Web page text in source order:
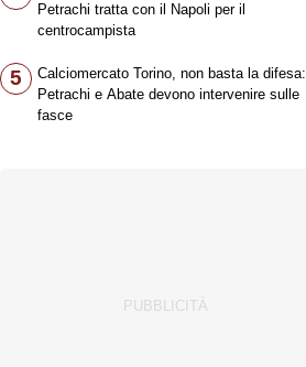
Petrachi tratta con il Napoli per il
centrocampista
5
Calciomercato Torino, non basta la difesa:
Petrachi e Abate devono intervenire sulle
fasce